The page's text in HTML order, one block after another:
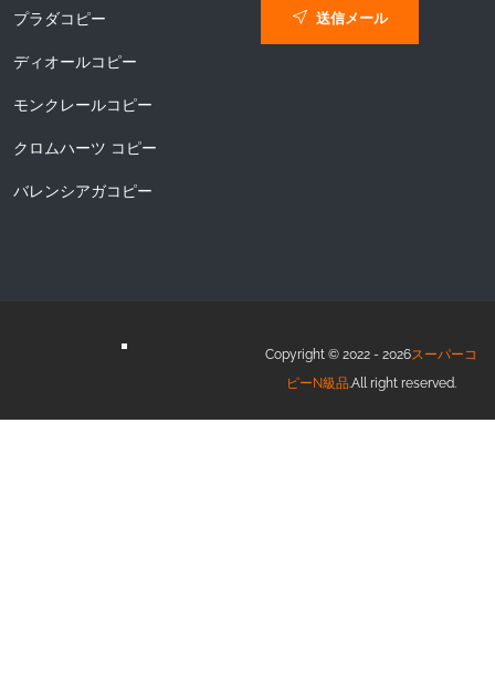
プラダコピー
ディオールコピー
モンクレールコピー
クロムハーツ コピー
バレンシアガコピー
送信メール
Copyright © 2022 - 2026スーパーコ
ピーN級品.All right reserved.